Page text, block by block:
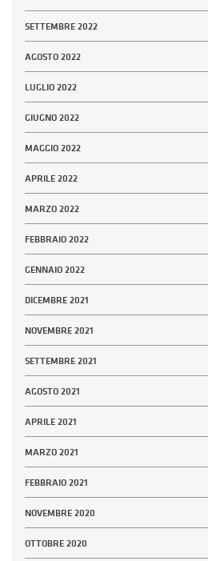
SETTEMBRE 2022
AGOSTO 2022
LUGLIO 2022
GIUGNO 2022
MAGGIO 2022
APRILE 2022
MARZO 2022
FEBBRAIO 2022
GENNAIO 2022
DICEMBRE 2021
NOVEMBRE 2021
SETTEMBRE 2021
AGOSTO 2021
APRILE 2021
MARZO 2021
FEBBRAIO 2021
NOVEMBRE 2020
OTTOBRE 2020